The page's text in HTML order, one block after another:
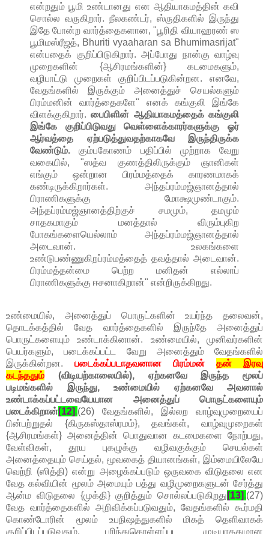
என்றதும் பூமி உண்டானது என ஆதியாகமத்தின் கவி
சொல்ல வருகிறார். நீலகண்டர், ஸ்ருதிகளில் இருந்து
இதே போன்ற வார்த்தைகளான, "பூரிதி வியாஹரண் ஸ
பூமிமஸ்ரீஜத், Bhuriti vyaaharan sa Bhumimasrijat"
என்பதைக் குறிப்பிடுகிறார். அப்போது நான்கு வாழ்வு
முறைகளின் {ஆசிரமங்களின்} கடமைகளும்,
வழிபாட்டு முறைகள் குறிப்பிடப்படுகின்றன. எனவே,
வேதங்களில் இருக்கும் அனைத்துச் செயல்களும்
பிரம்மனின் வார்த்தைகளே" எனக் கங்குலி இங்கே
விளக்குகிறார்.பைபிளின் ஆதியாகமத்தைக் கங்குலி
இங்கே குறிப்பிடுவது வெள்ளைக்காரர்களுக்கு ஓர்
ஆர்வத்தை ஏற்படுத்துவதற்காகவே இருந்திருக்க
வேண்டும். கும்பகோணம் பதிப்பில் முற்றாக வேறு
வகையில், "ஸத்வ குணத்திலிருக்கும் ஞானிகள்
எங்கும் ஒன்றான பிரம்மத்தைக் காரணமாகக்
கண்டிருக்கிறார்கள். அந்தப்ரம்மஜ்ஞானத்தால்
பிராணிகளுக்கு மோக்ஷமுண்டாகும்.
அந்தப்ரம்மஜ்ஞானத்திற்குச் சமமும், தமமும்
சாதகமாகும் மனத்தால் விரும்புகிற
போகங்களையெல்லாம் அந்தப்ரம்மஜ்ஞானத்தால்
அடைவான். உலகங்களை
உண்டுபண்ணுகிறப்ரம்மத்தைத் தவத்தால் அடைவான்.
பிரம்மத்தன்மை பெற்ற மனிதன் எல்லாப்
பிராணிகளுக்கு ஈசனாகிறான்" என்றிருக்கிறது.
உண்மையில், அனைத்துப் பொருட்களின் உயர்ந்த தலைவன்,
தொடக்கத்தில் வேத வார்த்தைகளில் இருந்தே அனைத்துப்
பொருட்களையும் உண்டாக்கினான். உண்மையில், முனிவர்களின்
பெயர்களும், படைக்கப்பட்ட வேறு அனைத்தும் வேதங்களில்
இருக்கின்றன. படைக்கப்படாதவனான பிரம்மன் தன் இரவு
கடந்ததும் (விடியற்காலையில்), ஏற்கனவே இருந்த மூலப்
படிமங்களில் இருந்து, உண்மையில் ஏற்கனவே அவனால்
உண்டாக்கப்பட்டவையேயான அனைத்துப் பொருட்களையும்
படைக்கிறான்[12].(26) வேதங்களில், இல்லற வாழ்வுமுறையைப்
பின்பற்றுதல் {கிருகஸ்தாஸ்ரமம்}, தவங்கள், வாழ்வுமுறைகள்
{ஆசிரமங்கள்} அனைத்தின் பொதுவான கடமைகளை நோற்பது,
வேள்விகள், தூய புகழுக்கு வழிவகுக்கும் செயல்கள்
அனைத்தையும் செய்தல், மூவகைத் தியானங்கள், இம்மையிலேயே
வெற்றி (ஸித்தி) என்று அழைக்கப்படும் ஒருவகை விடுதலை என
வேத கல்வியின் மூலம் அமையும் பத்து வழிமுறைகளுடன் சேர்த்து
ஆன்ம விடுதலை {முக்தி} குறித்தும் சொல்லப்படுகிறது [13].(27)
வேத வார்த்தைகளில் அறிவிக்கப்படுவதும், வேதங்களில் கூர்மதி
கொண்டோரின் மூலம் உபநிஷத்துகளில் மிகத் தெளிவாகக்
குறிப்பிடப்படுவதும், புரிந்துகொள்ளப்பட முடியாததுமான